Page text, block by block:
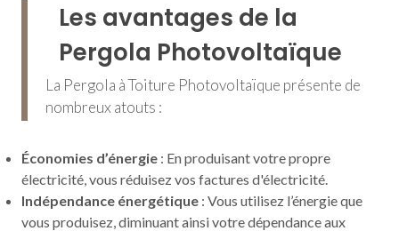
Les avantages de la
Pergola Photovoltaïque
La Pergola à Toiture Photovoltaïque présente de
nombreux atouts :
Économies d’énergie : En produisant votre propre
électricité, vous réduisez vos factures d'électricité.
Indépendance énergétique : Vous utilisez l’énergie que
vous produisez, diminuant ainsi votre dépendance aux